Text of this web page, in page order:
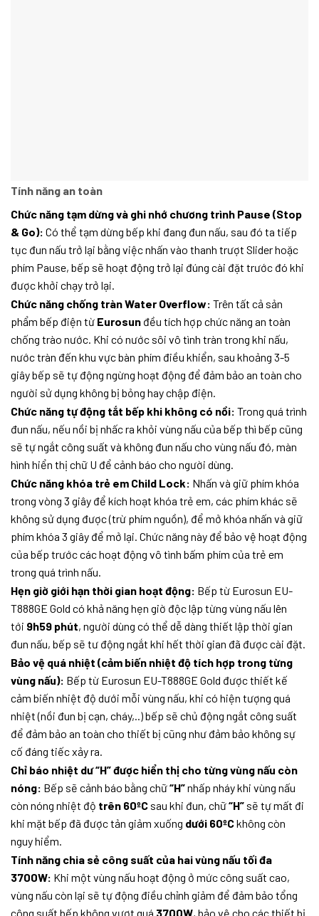
Tính năng an toàn
Chức năng tạm dừng và ghi nhớ chương trình Pause (Stop
& Go): Có thể tạm dừng bếp khi đang đun nấu, sau đó ta tiếp
tục đun nấu trở lại bằng việc nhấn vào thanh trượt Slider hoặc
phím Pause, bếp sẽ hoạt động trở lại đúng cài đặt trước đó khi
được khởi chạy trở lại.
Chức năng chống tràn Water Overflow: Trên tất cả sản
phẩm bếp điện từ Eurosun đều tích hợp chức năng an toàn
chống trào nước. Khi có nước sôi vô tình tràn trong khi nấu,
nước tràn đến khu vực bàn phím điều khiển, sau khoảng 3-5
giây bếp sẽ tự động ngừng hoạt động để đảm bảo an toàn cho
người sử dụng không bị bỏng hay chập điện.
Chức năng tự động tắt bếp khi không có nồi: Trong quá trình
đun nấu, nếu nồi bị nhấc ra khỏi vùng nấu của bếp thì bếp cũng
sẽ tự ngắt công suất và không đun nấu cho vùng nấu đó, màn
hình hiển thị chữ U để cảnh báo cho người dùng.
Chức năng khóa trẻ em Child Lock: Nhấn và giữ phím khóa
trong vòng 3 giây để kích hoạt khóa trẻ em, các phím khác sẽ
không sử dụng được (trừ phím nguồn), để mở khóa nhấn và giữ
phím khóa 3 giây để mở lại. Chức năng này để bảo vệ hoạt động
của bếp trước các hoạt động vô tình bấm phím của trẻ em
trong quá trình nấu.
Hẹn giờ giới hạn thời gian hoạt động: Bếp từ Eurosun EU-
T888GE Gold có khả năng hẹn giờ độc lập từng vùng nấu lên
tới 9h59 phút, người dùng có thể dễ dàng thiết lập thời gian
đun nấu, bếp sẽ tư động ngắt khi hết thời gian đã được cài đặt.
Bảo vệ quá nhiệt (cảm biến nhiệt độ tích hợp trong từng
vùng nấu): Bếp từ Eurosun EU-T888GE Gold được thiết kế
cảm biến nhiệt độ dưới mỗi vùng nấu, khi có hiện tượng quá
nhiệt (nồi đun bị cạn, cháy,..) bếp sẽ chủ động ngắt công suất
để đảm bảo an toàn cho thiết bị cũng như đảm bảo không sự
cố đáng tiếc xảy ra.
Chỉ báo nhiệt dư “H” được hiển thị cho từng vùng nấu còn
nóng: Bếp sẽ cảnh báo bằng chữ“H”nhấp nháy khi vùng nấu
còn nóng nhiệt độ trên 60ºC sau khi đun, chữ“H” sẽ tự mất đi
khi mặt bếp đã được tản giảm xuống dưới 60ºCkhông còn
nguy hiểm.
Tính năng chia sẻ công suất của hai vùng nấu tối đa
3700W: Khi một vùng nấu hoạt động ở mức công suất cao,
vùng nấu còn lại sẽ tự động điều chỉnh giảm để đảm bảo tổng
công suất bếp không vượt quá 3700W, bảo vệ cho các thiết bị